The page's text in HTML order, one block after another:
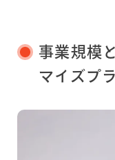
事業規模
マイズプ